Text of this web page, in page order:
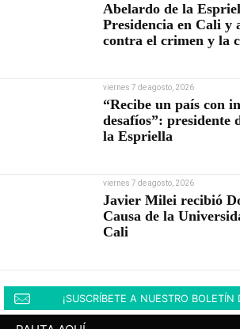
Abelardo de la
Presidencia en Cali y
contra el crimen y la
viernes 7 de agosto, 2026
“Recibe un país con
desafíos”: presidente
la Espriella
viernes 7 de agosto, 2026
Javier Milei recibió
Causa de la
Cali
¡SUSCRÍBETE A NUESTRO BOLETÍN